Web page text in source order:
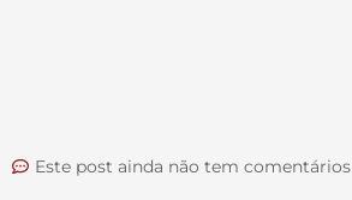
Este post ainda não tem comentários